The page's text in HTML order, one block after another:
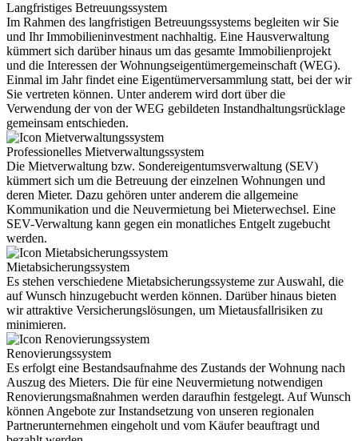
Langfristiges Betreuungssystem
Im Rahmen des langfristigen Betreuungssystems begleiten wir Sie
und Ihr Immobilieninvestment nachhaltig. Eine Hausverwaltung
kümmert sich darüber hinaus um das gesamte Immobilienprojekt
und die Interessen der Wohnungseigentümergemeinschaft (WEG).
Einmal im Jahr findet eine Eigentümerversammlung statt, bei der wir
Sie vertreten können. Unter anderem wird dort über die
Verwendung der von der WEG gebildeten Instandhaltungsrücklage
gemeinsam entschieden.
Professionelles Mietverwaltungssystem
Die Mietverwaltung bzw. Sondereigentumsverwaltung (SEV)
kümmert sich um die Betreuung der einzelnen Wohnungen und
deren Mieter. Dazu gehören unter anderem die allgemeine
Kommunikation und die Neuvermietung bei Mieterwechsel. Eine
SEV-Verwaltung kann gegen ein monatliches Entgelt zugebucht
werden.
Mietabsicherungssystem
Es stehen verschiedene Mietabsicherungssysteme zur Auswahl, die
auf Wunsch hinzugebucht werden können. Darüber hinaus bieten
wir attraktive Versicherungslösungen, um Mietausfallrisiken zu
minimieren.
Renovierungssystem
Es erfolgt eine Bestandsaufnahme des Zustands der Wohnung nach
Auszug des Mieters. Die für eine Neuvermietung notwendigen
Renovierungsmaßnahmen werden daraufhin festgelegt. Auf Wunsch
können Angebote zur Instandsetzung von unseren regionalen
Partnerunternehmen eingeholt und vom Käufer beauftragt und